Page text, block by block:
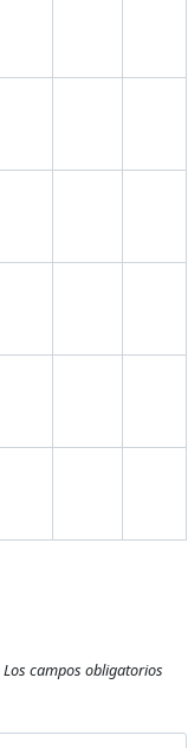
Los campos obligatorios